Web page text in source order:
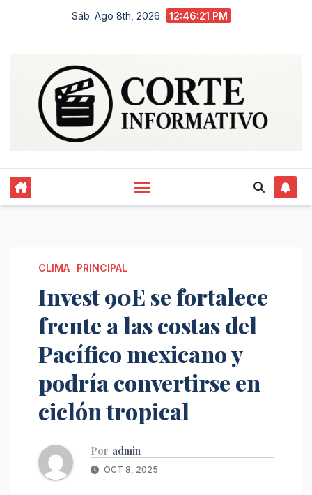
Sáb. Ago 8th, 2026 12:46:22 PM
CLIMA PRINCIPAL
Invest 90E se fortalece
frente a las costas del
Pacífico mexicano y
podría convertirse en
ciclón tropical
Por admin
OCT 8, 2025